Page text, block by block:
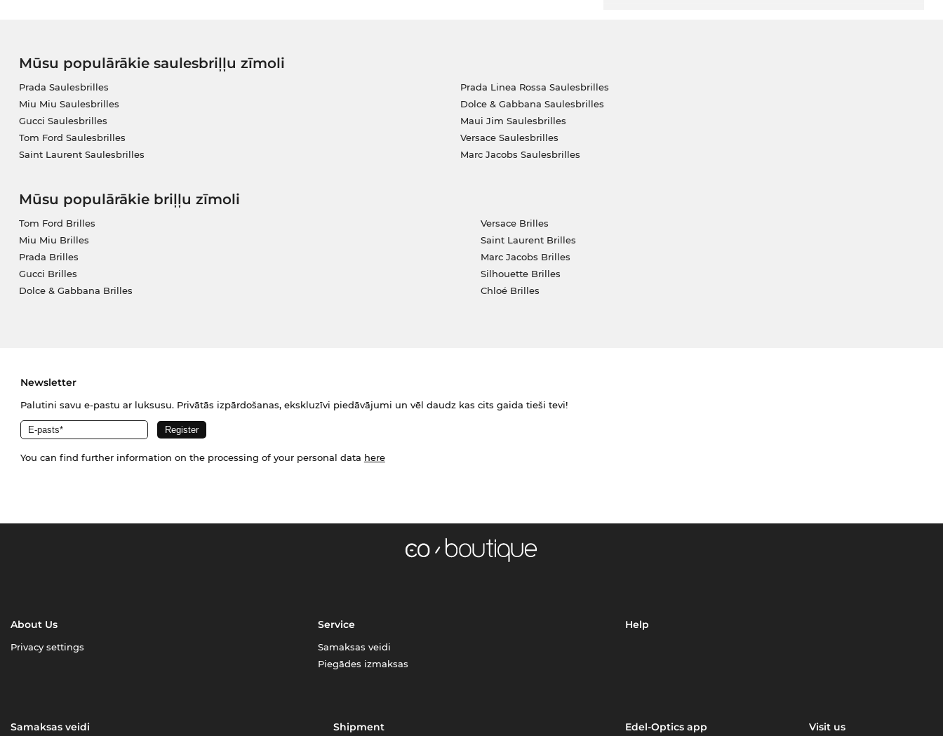
Mūsu populārākie saulesbriļļu zīmoli
Prada Saulesbrilles
Miu Miu Saulesbrilles
Gucci Saulesbrilles
Tom Ford Saulesbrilles
Saint Laurent Saulesbrilles
Prada Linea Rossa Saulesbrilles
Dolce & Gabbana Saulesbrilles
Maui Jim Saulesbrilles
Versace Saulesbrilles
Marc Jacobs Saulesbrilles
Mūsu populārākie briļļu zīmoli
Tom Ford Brilles
Miu Miu Brilles
Prada Brilles
Gucci Brilles
Dolce & Gabbana Brilles
Versace Brilles
Saint Laurent Brilles
Marc Jacobs Brilles
Silhouette Brilles
Chloé Brilles
Newsletter
Palutini savu e-pastu ar luksusu. Privātās izpārdošanas, ekskluzīvi piedāvājumi un vēl daudz kas cits gaida tieši tevi!
You can find further information on the processing of your personal data here
About Us
Privacy settings
Service
Samaksas veidi
Piegādes izmaksas
Help
Samaksas veidi Shipment Edel-Optics app Visit us